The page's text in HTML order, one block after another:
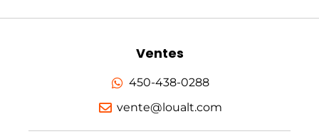
Ventes
450-438-0288
vente@loualt.com